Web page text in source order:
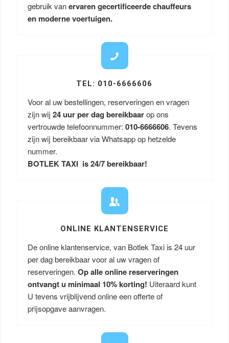
gebruik vanervaren gecertificeerde chauffeurs
en moderne voertuigen.
TEL: 010-6666606
Voor al uw bestellingen, reserveringen en vragen
zijn wij 24 uur per dag bereikbaarop ons
vertrouwde telefoonnummer: 010-6666606. Tevens
zijn wij bereikbaar via Whatsapp op hetzelde
nummer.
BOTLEK TAXI is 24/7 bereikbaar!
ONLINE KLANTENSERVICE
De online klantenservice, van Botlek Taxi is 24 uur
per dag bereikbaar voor al uw vragen of
reserveringen. Op alle online reserveringen
ontvangt u minimaal 10% korting! Uiteraard kunt
U tevens vrijblijvend online een offerte of
prijsopgave aanvragen.